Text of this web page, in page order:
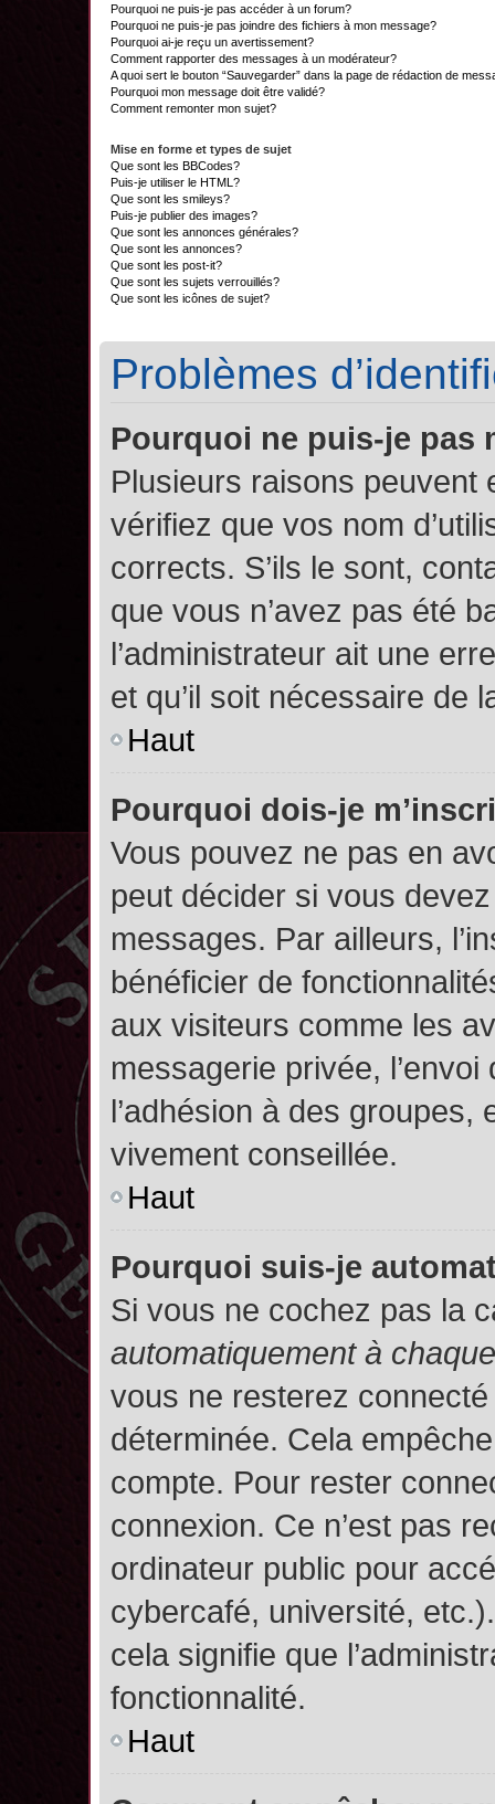
Pourquoi ne puis-je pas accéder à un forum?
Pourquoi ne puis-je pas joindre des fichiers à mon message?
Pourquoi ai-je reçu un avertissement?
Comment rapporter des messages à un modérateur?
A quoi sert le bouton “Sauvegarder” dans la page de rédaction de
Pourquoi mon message doit être validé?
Comment remonter mon sujet?
Mise en forme et types de sujet
Que sont les BBCodes?
Puis-je utiliser le HTML?
Que sont les smileys?
Puis-je publier des images?
Que sont les annonces générales?
Que sont les annonces?
Que sont les post-it?
Que sont les sujets verrouillés?
Que sont les icônes de sujet?
Problèmes
Pourquoi ne puis-je pas
Plusieurs raisons peuvent
vérifiez que vos nom
corrects. S’ils le sont,
que vous n’avez pas été
l’administrateur ait une
et qu’il soit nécessaire de
Haut
Pourquoi dois-je
Vous pouvez ne pas en
peut décider si vous
messages. Par ailleurs,
bénéficier de
aux visiteurs comme les
messagerie privée,
l’adhésion à des groupes,
vivement conseillée.
Haut
Pourquoi suis-je
Si vous ne cochez pas la
automatiquement à
vous ne resterez
déterminée. Cela
compte. Pour rester
connexion. Ce n’est pas
ordinateur public pour
cybercafé, université,
cela signifie que
fonctionnalité.
Haut